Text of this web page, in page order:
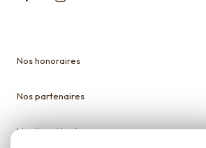
Nos honoraires
Nos partenaires
Mentions légales